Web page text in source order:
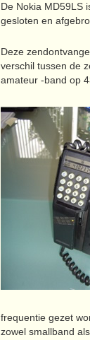
De Nokia MD59LS
gesloten en
Deze
verschil tussen de
amateur -band op
frequentie gezet
zowel smallband